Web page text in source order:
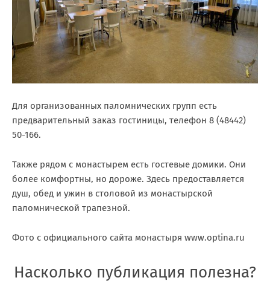
Для организованных паломнических групп есть
предварительный заказ гостиницы, телефон 8 (48442)
50-166.
Также рядом с монастырем есть гостевые домики. Они
более комфортны, но дороже. Здесь предоставляется
душ, обед и ужин в столовой из монастырской
паломнической трапезной.
Фото с официального сайта монастыря www.optina.ru
Насколько публикация полезна?